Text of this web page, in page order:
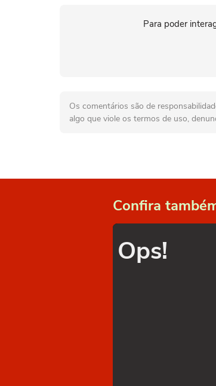
Para poder
Os comentários são de
algo que viole os termos de uso,
Confira
Ops!